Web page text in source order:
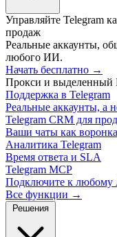
Управляйте Telegram
продаж
Реальные аккаунты,
любого ИИ.
Начать бесплатно →
Прокси и выделенный
Поддержка в Telegram
Реальные аккаунты, а
Telegram CRM для
Ваши чаты как воронка
Аналитика Telegram
Время ответа и SLA
Telegram MCP
Подключите к любому
Все функции →
Решения